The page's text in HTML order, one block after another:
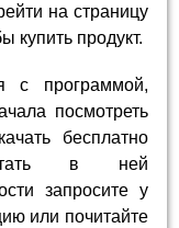
на страницу
купить продукт.
с программой,
посмотреть
бесплатно
в ней
запросите у
или почитайте